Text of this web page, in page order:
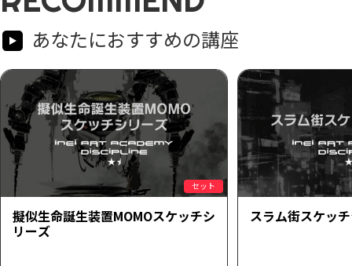
あなたにおすすめの講座
セット
擬似生命誕生装置MOMOスケッチシ
リーズ
スラム街スケッ